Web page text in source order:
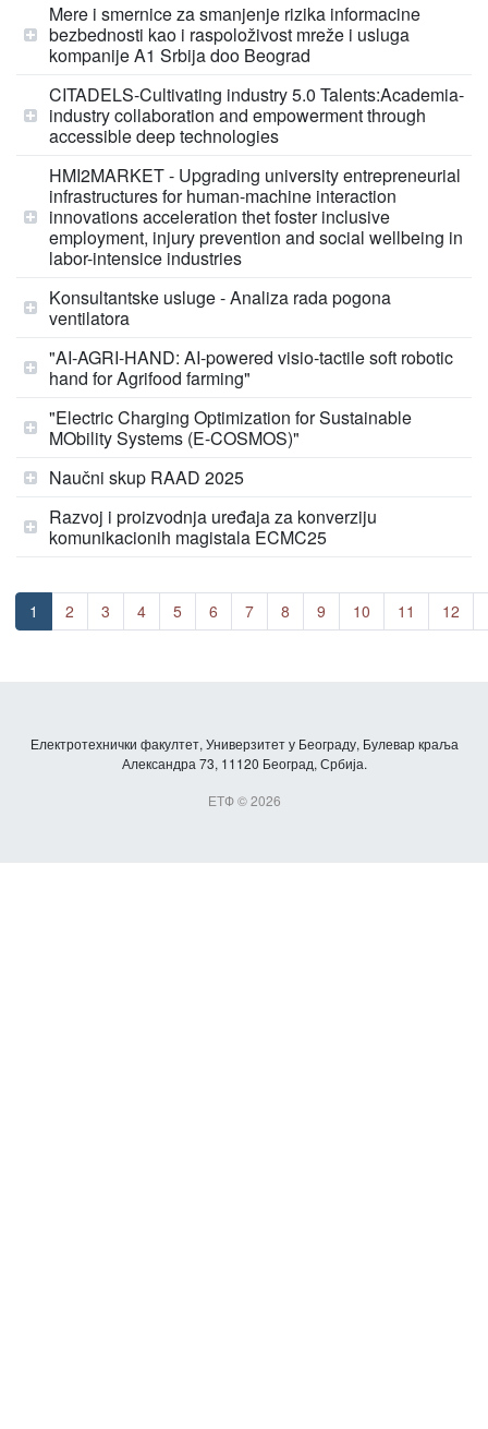
Mere i smernice za smanjenje rizika informacine
bezbednosti kao i raspoloživost mreže i usluga
kompanije A1 Srbija doo Beograd
CITADELS-Cultivating industry 5.0 Talents:Academia-
industry collaboration and empowerment through
accessible deep technologies
HMI2MARKET - Upgrading university entrepreneurial
infrastructures for human-machine interaction
innovations acceleration thet foster inclusive
employment, injury prevention and social wellbeing in
labor-intensice industries
Konsultantske usluge - Analiza rada pogona
ventilatora
"AI-AGRI-HAND: AI-powered visio-tactile soft robotic
hand for Agrifood farming"
"Electric Charging Optimization for Sustainable
MObility Systems (E-COSMOS)"
Naučni skup RAAD 2025
Razvoj i proizvodnja uređaja za konverziju
komunikacionih magistala ECMC25
1 2 3 4 5 6 7 8 9 10 11 12
Електротехнички факултет, Универзитет у Београду, Булевар краља
Александра 73, 11120 Београд, Србија.
ЕТФ © 2026